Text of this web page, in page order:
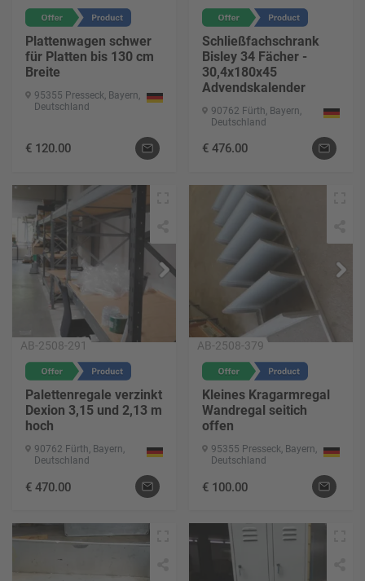
Plattenwagen schwer
für Platten bis 130 cm
Breite
95355 Presseck, Bayern,
Deutschland
€ 120.00
Schließfachschrank
Bisley 34 Fächer -
30,4x180x45
Advendskalender
90762 Fürth, Bayern,
Deutschland
€ 476.00
AB-2508-291
Palettenregale verzinkt
Dexion 3,15 und 2,13 m
hoch
90762 Fürth, Bayern,
Deutschland
€ 470.00
AB-2508-379
Kleines Kragarmregal
Wandregal seitich
offen
95355 Presseck, Bayern,
Deutschland
€ 100.00